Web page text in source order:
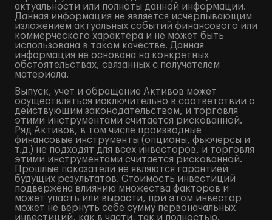
актуальности или полноты данной информации.
Данная информация не является исчерпывающим
изложением актуальных событий финансового или
коммерческого характера и не может быть
использована в таком качестве. Данная
информация не основана на конкретных
обстоятельствах, связанных с получателем
материала.
Выпуск, учет и обращение Активов может
осуществляться исключительно в соответствии с
действующим законодательством, и торговля
этими инструментами считается рискованной.
Ряд Активов, в том числе производные
финансовые инструменты (опционы, фьючерсы и
т.д.) не подходят для всех инвесторов, и торговля
этими инструментами считается рискованной.
Прошлые показатели не являются гарантией
будущих результатов. Стоимость инвестиций
подвержена влиянию множества факторов и
может упасть или вырасти, при этом инвестор
может не вернуть себе сумму первоначальных
инвестиций, как в части, так и полностью.